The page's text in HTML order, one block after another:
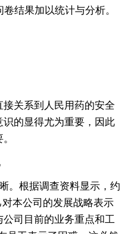
结果加以统计与分析。
关系到人民用药的安全
的显得尤为重要，因此
。根据调查资料显示，约
本公司的发展战略表示
司目前的业务重点和工